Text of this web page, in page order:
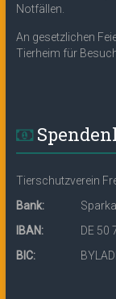
Notfällen.
An gesetzlichen
Tierheim für
Tierschutzverein
Bank:
IBAN:
DE 50
BIC: